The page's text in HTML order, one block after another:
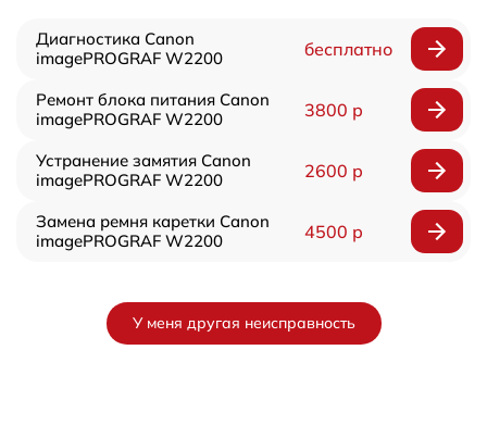
Диагностика Canon
imagePROGRAF W2200
бесплатно
Ремонт блока питания Canon
imagePROGRAF W2200
3800 р
Устранение замятия Canon
imagePROGRAF W2200
2600 р
Замена ремня каретки Canon
imagePROGRAF W2200
4500 р
У меня другая неисправность